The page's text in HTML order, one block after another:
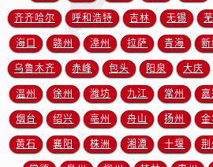
齐齐哈尔 呼和浩特 吉林 无锡
海口 赣州 漳州 拉萨 青海 新
乌鲁木齐 赤峰 包头 阳泉 大庆
温州 徐州 潍坊 九江 常州 嘉
烟台 绍兴 亳州 舟山 扬州 金
黄石 襄阳 株洲 湘潭 十堰 荆